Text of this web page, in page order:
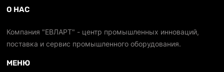
О НАС
Компания "ЕВЛАРТ" - центр промышленных инноваций,
поставка и сервис промышленного оборудования.
МЕНЮ